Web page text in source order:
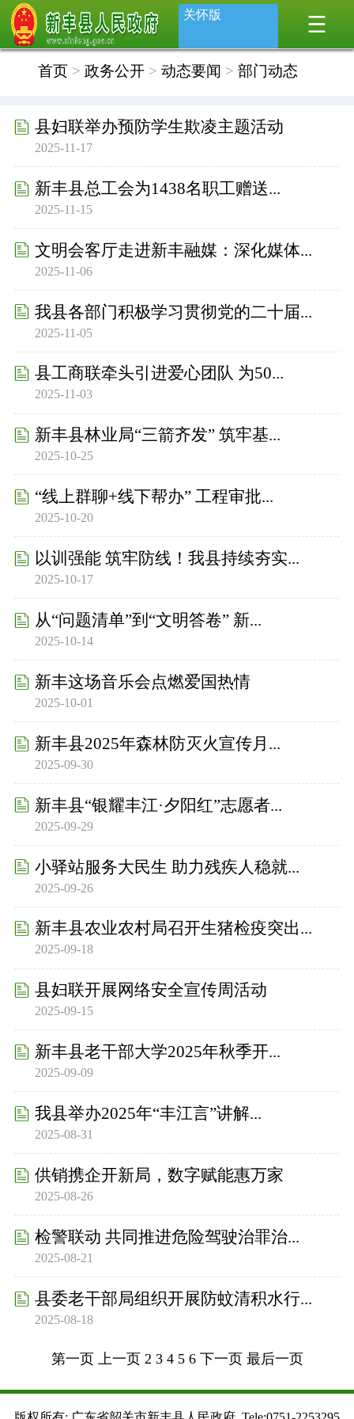
关怀版
首页> 政务公开> 动态要闻 > 部门动态
县妇联举办预防学生欺凌主题活动
2025-11-17
新丰县总工会为1438名职工赠送...
2025-11-15
文明会客厅走进新丰融媒：深化媒体...
2025-11-06
我县各部门积极学习贯彻党的二十届...
2025-11-05
县工商联牵头引进爱心团队 为50...
2025-11-03
新丰县林业局“三箭齐发” 筑牢基...
2025-10-25
“线上群聊+线下帮办” 工程审批...
2025-10-20
以训强能 筑牢防线！我县持续夯实...
2025-10-17
从“问题清单”到“文明答卷” 新...
2025-10-14
新丰这场音乐会点燃爱国热情
2025-10-01
新丰县2025年森林防灭火宣传月...
2025-09-30
新丰县“银耀丰江·夕阳红”志愿者...
2025-09-29
小驿站服务大民生 助力残疾人稳就...
2025-09-26
新丰县农业农村局召开生猪检疫突出...
2025-09-18
县妇联开展网络安全宣传周活动
2025-09-15
新丰县老干部大学2025年秋季开...
2025-09-09
我县举办2025年“丰江言”讲解...
2025-08-31
供销携企开新局，数字赋能惠万家
2025-08-26
检警联动 共同推进危险驾驶治罪治...
2025-08-21
县委老干部局组织开展防蚊清积水行...
2025-08-18
第一页 上一页 2 3 4 5 6 下一页 最后一页